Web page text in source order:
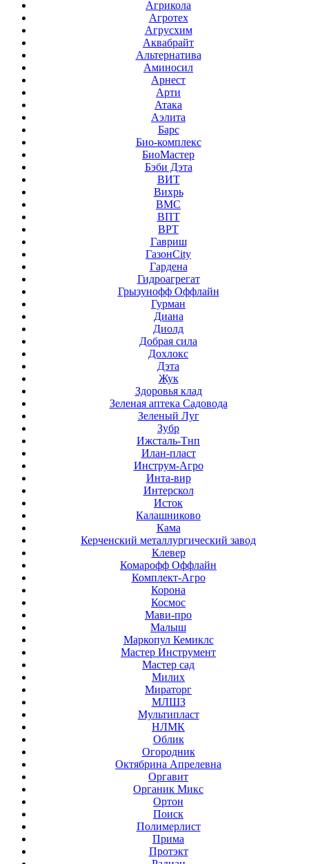
Агрикола
Агротех
Агрусхим
Аквабрайт
Альтернатива
Аминосил
Арнест
Арти
Атака
Аэлита
Барс
Био-комплекс
БиоМастер
Бэби Дэта
ВИТ
Вихрь
ВМС
ВПТ
ВРТ
Гавриш
ГазонCity
Гардена
Гидроагрегат
Грызунофф Оффлайн
Гурман
Диана
Диолд
Добрая сила
Дохлокс
Дэта
Жук
Здоровья клад
Зеленая аптека Садовода
Зеленый Луг
Зубр
Ижсталь-Тнп
Илан-пласт
Инструм-Агро
Инта-вир
Интерскол
Исток
Калашниково
Кама
Керченский металлургический завод
Клевер
Комарофф Оффлайн
Комплект-Агро
Корона
Космос
Мави-про
Малыш
Маркопул Кемиклс
Мастер Инструмент
Мастер сад
Милих
Мираторг
МЛШЗ
Мультипласт
НЛМК
Облик
Огородник
Октябрина Апрелевна
Оргавит
Органик Микс
Ортон
Поиск
Полимерлист
Прима
Протэкт